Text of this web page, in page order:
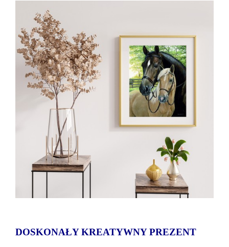
DOSKONAŁY KREATYWNY PREZENT